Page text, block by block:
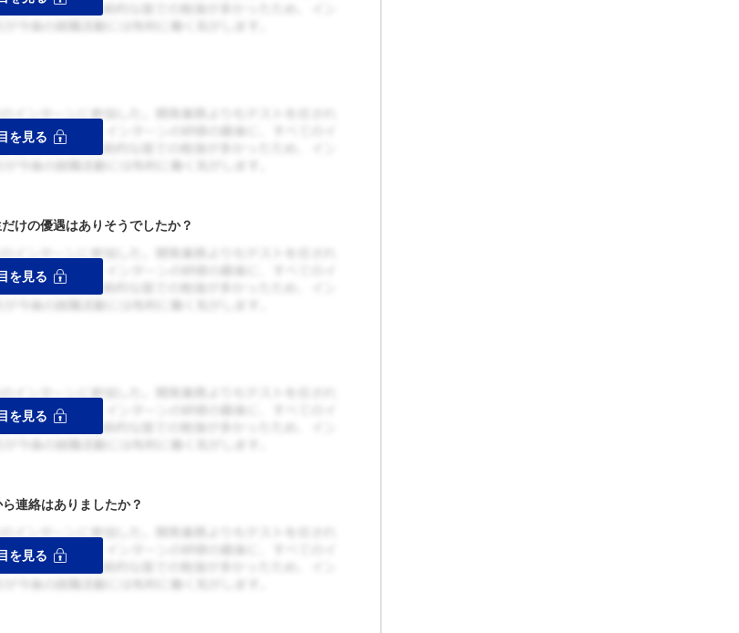
けの優遇はありそうでしたか？
連絡はありましたか？